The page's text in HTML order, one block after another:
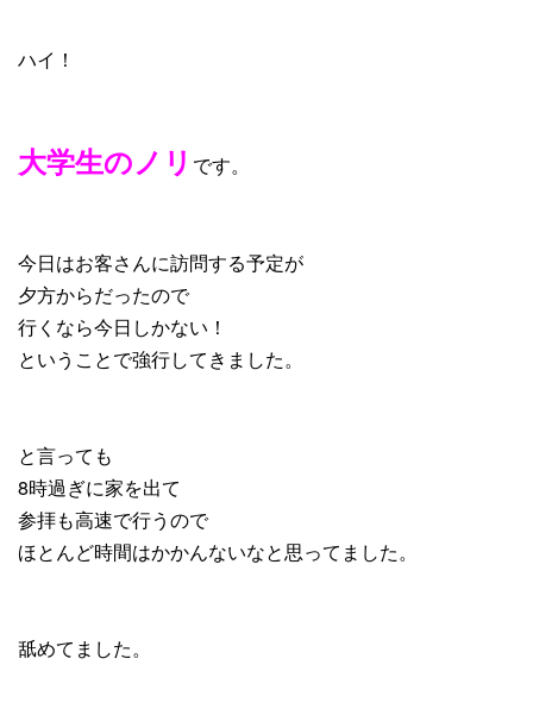
ハイ！
大学生のノリ です。
今日はお客さんに訪問する予定が
夕方からだったので
行くなら今日しかない！
ということで強行してきました。
と言っても
8時過ぎに家を出て
参拝も高速で行うので
ほとんど時間はかかんないなと思ってました。
舐めてました。